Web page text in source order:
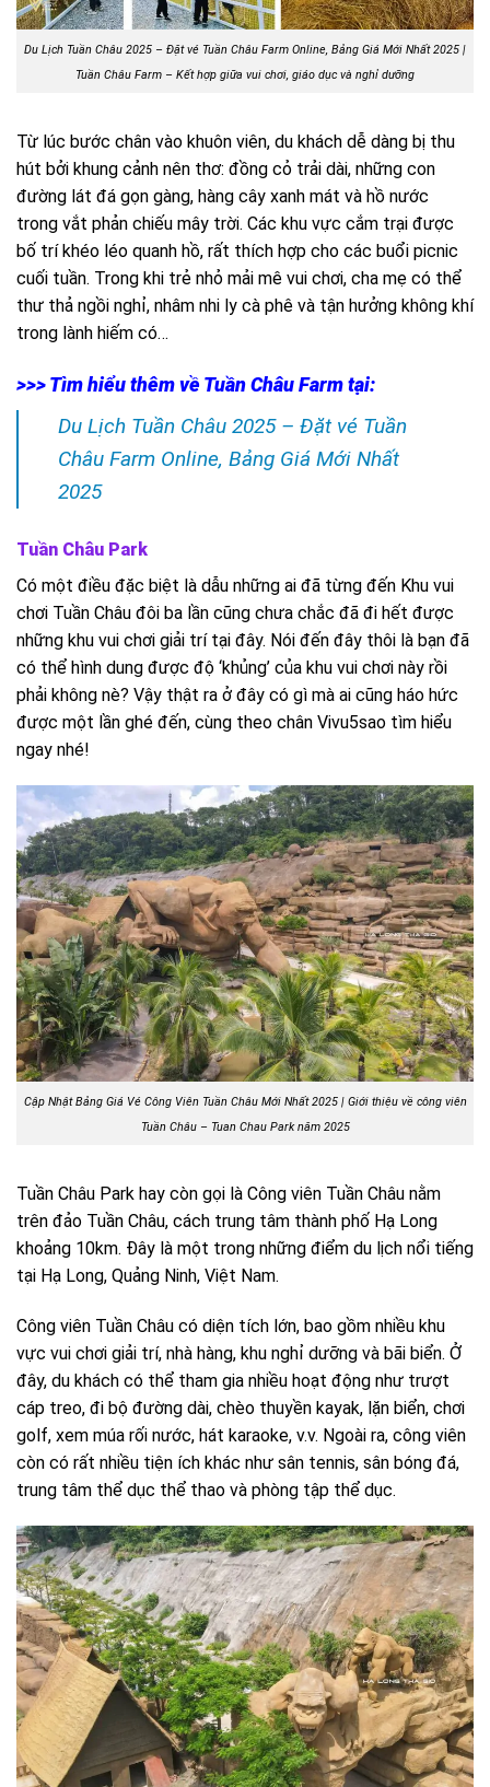
Du Lịch Tuần Châu 2025 – Đặt vé Tuần Châu Farm Online, Bảng Giá Mới Nhất 2025 |
Tuần Châu Farm – Kết hợp giữa vui chơi, giáo dục và nghỉ dưỡng
Từ lúc bước chân vào khuôn viên, du khách dễ dàng bị thu
hút bởi khung cảnh nên thơ: đồng cỏ trải dài, những con
đường lát đá gọn gàng, hàng cây xanh mát và hồ nước
trong vắt phản chiếu mây trời. Các khu vực cắm trại được
bố trí khéo léo quanh hồ, rất thích hợp cho các buổi picnic
cuối tuần. Trong khi trẻ nhỏ mải mê vui chơi, cha mẹ có thể
thư thả ngồi nghỉ, nhâm nhi ly cà phê và tận hưởng không khí
trong lành hiếm có…
>>> Tìm hiểu thêm về Tuần Châu Farm tại:
Du Lịch Tuần Châu 2025 – Đặt vé Tuần
Châu Farm Online, Bảng Giá Mới Nhất
2025
Tuần Châu Park
Có một điều đặc biệt là dẫu những ai đã từng đến Khu vui
chơi Tuần Châu đôi ba lần cũng chưa chắc đã đi hết được
những khu vui chơi giải trí tại đây. Nói đến đây thôi là bạn đã
có thể hình dung được độ ‘khủng’ của khu vui chơi này rồi
phải không nè? Vậy thật ra ở đây có gì mà ai cũng háo hức
được một lần ghé đến, cùng theo chân Vivu5sao tìm hiểu
ngay nhé!
Cập Nhật Bảng Giá Vé Công Viên Tuần Châu Mới Nhất 2025 | Giới thiệu về công viên
Tuần Châu – Tuan Chau Park năm 2025
Tuần Châu Park hay còn gọi là Công viên Tuần Châu nằm
trên đảo Tuần Châu, cách trung tâm thành phố Hạ Long
khoảng 10km. Đây là một trong những điểm du lịch nổi tiếng
tại Hạ Long, Quảng Ninh, Việt Nam.
Công viên Tuần Châu có diện tích lớn, bao gồm nhiều khu
vực vui chơi giải trí, nhà hàng, khu nghỉ dưỡng và bãi biển. Ở
đây, du khách có thể tham gia nhiều hoạt động như trượt
cáp treo, đi bộ đường dài, chèo thuyền kayak, lặn biển, chơi
golf, xem múa rối nước, hát karaoke, v.v. Ngoài ra, công viên
còn có rất nhiều tiện ích khác như sân tennis, sân bóng đá,
trung tâm thể dục thể thao và phòng tập thể dục.